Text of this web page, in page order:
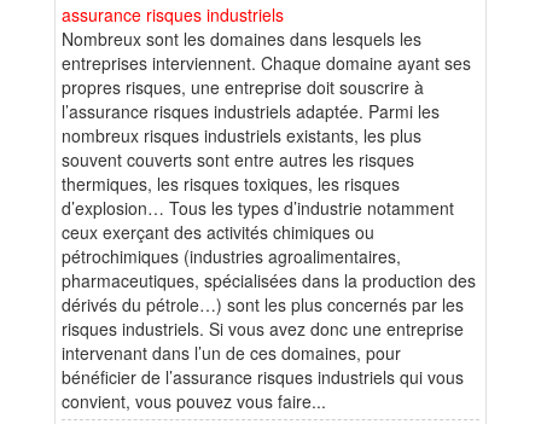
assurance risques industriels
Nombreux sont les domaines dans lesquels les
entreprises interviennent. Chaque domaine ayant ses
propres risques, une entreprise doit souscrire à
l’assurance risques industriels adaptée. Parmi les
nombreux risques industriels existants, les plus
souvent couverts sont entre autres les risques
thermiques, les risques toxiques, les risques
d’explosion… Tous les types d’industrie notamment
ceux exerçant des activités chimiques ou
pétrochimiques (industries agroalimentaires,
pharmaceutiques, spécialisées dans la production des
dérivés du pétrole…) sont les plus concernés par les
risques industriels. Si vous avez donc une entreprise
intervenant dans l’un de ces domaines, pour
bénéficier de l’assurance risques industriels qui vous
convient, vous pouvez vous faire...